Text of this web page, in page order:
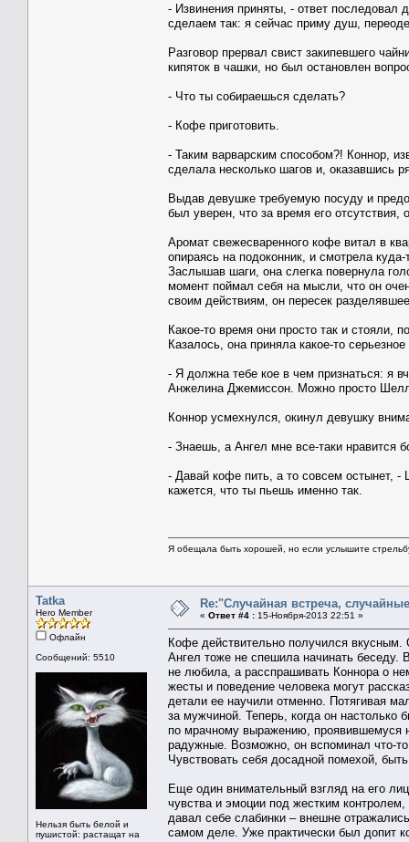
- Извинения приняты, - ответ последовал
сделаем так: я сейчас приму душ,
Разговор прервал свист закипевшего
кипяток в чашки, но был остановлен
- Что ты собираешься сделать?
- Кофе приготовить.
- Таким варварским способом?! Коннор,
сделала несколько шагов и, оказавшись
Выдав девушке требуемую посуду и
был уверен, что за время его отсутствия,
Аромат свежесваренного кофе витал в
опираясь на подоконник, и смотрела
Заслышав шаги, она слегка повернула
момент поймал себя на мысли, что он
своим действиям, он пересек
Какое-то время они просто так и стояли,
Казалось, она приняла какое-то
- Я должна тебе кое в чем признаться: я
Анжелина Джемиссон. Можно просто
Коннор усмехнулся, окинул девушку
- Знаешь, а Ангел мне все-таки нравится
- Давай кофе пить, а то совсем остынет,
кажется, что ты пьешь именно так.
Я обещала быть хорошей, но если услышите
Tatka
Hero Member
Офлайн
Сообщений: 5510
Нельзя быть белой и
пушистой: растащат на
Re:"Случайная встреча,
« Ответ #4 : 15-Ноября-2013 22:51 »
Кофе действительно получился
Ангел тоже не спешила начинать беседу.
не любила, а расспрашивать Коннора о
жесты и поведение человека могут
детали ее научили отменно. Потягивая
за мужчиной. Теперь, когда он настолько
по мрачному выражению, проявившемуся
радужные. Возможно, он вспоминал что-
Чувствовать себя досадной помехой,
Еще один внимательный взгляд на его
чувства и эмоции под жестким
давал себе слабинки – внешне
самом деле. Уже практически был допит